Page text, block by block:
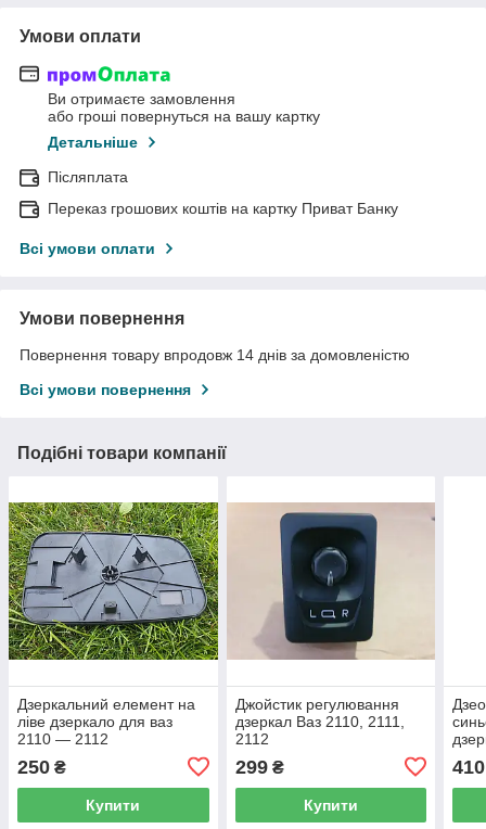
Умови оплати
Ви отримаєте замовлення
або гроші повернуться на вашу картку
Детальніше
Післяплата
Переказ грошових коштів на картку Приват Банку
Всі умови оплати
Умови повернення
Повернення товару впродовж 14 днів за домовленістю
Всі умови повернення
Подібні товари компанії
Дзеркальний елемент на
ліве дзеркало для ваз
2110 — 2112
250 ₴
Купити
Джойстик регулювання
дзеркал Ваз 2110, 2111,
2112
299₴
Купити
410